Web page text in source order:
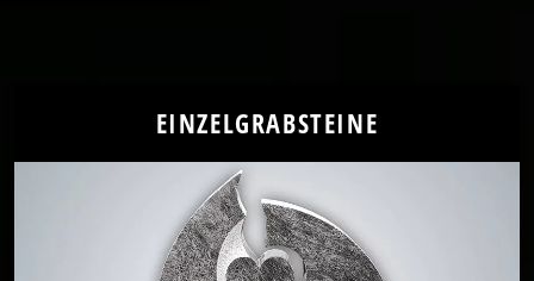
EINZELGRABSTEINE